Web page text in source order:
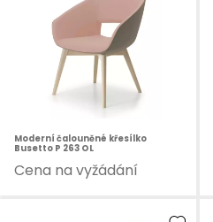
Moderní čalouněné křesílko
Busetto P 263 OL
Cena na vyžádání